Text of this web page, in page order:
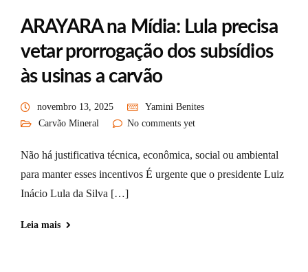
ARAYARA na Mídia: Lula precisa
vetar prorrogação dos subsídios
às usinas a carvão
novembro 13, 2025
Yamini Benites
Carvão Mineral
No comments yet
Não há justificativa técnica, econômica, social ou ambiental
para manter esses incentivos É urgente que o presidente Luiz
Inácio Lula da Silva […]
Leia mais